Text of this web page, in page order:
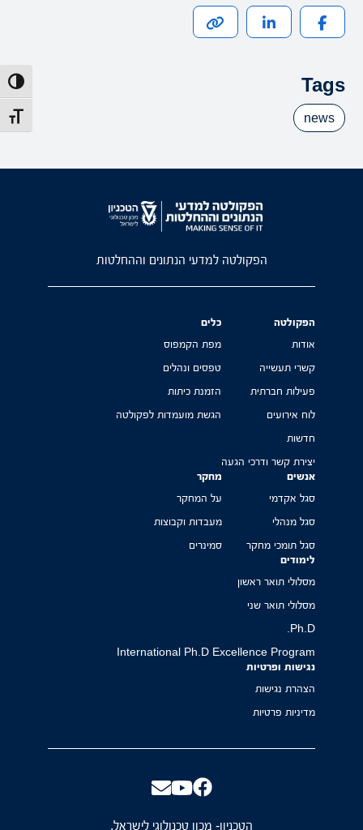
מתג
Tags
news
הפקולטה למדעי הנתונים וההחלטות
הפקולטה
אודות
קשרי תעשייה
פעילות חברתית
לוח אירועים
חדשות
יצירת קשר ודרכי הגעה
כלים
מפת הקמפוס
טפסים ונהלים
הזמנת כיתות
הגשת מועמדות לפקולטה
אנשים
סגל אקדמי
סגל מנהלי
סגל תומכי מחקר
מחקר
על המחקר
מעבדות וקבוצות
סמינרים
לימודים
מסלולי תואר ראשון
מסלולי תואר שני
Ph.D.
International Ph.D Excellence Program
נגישות ופרטיות
הצהרת נגישות
מדיניות פרטיות
הטכניון- מכון טכנולוגי לישראל,